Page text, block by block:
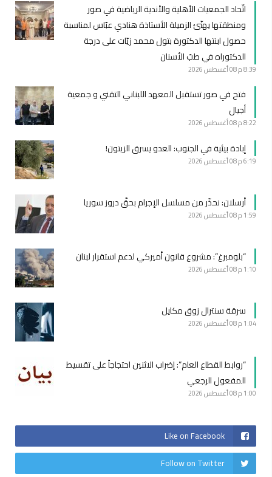
اتّحاد الجمعيات الأهلية والأندية الرياضية في صور
ومنطقتها يهنّئ الزميلة الأستاذة هنادي عبّاس لمناسبة
حصول ابنتها الدكتورة بتول محمد زيّات على درجة
الدكتوراه في طبّ الأسنان
8:39 م 08 أغسطس 2026
فتح في صور تستقبل المعهد اللبناني التقني و جمعية
أجيال
8:22 م 08 أغسطس 2026
إبادة بيئية في الجنوب: العدو يسرق الزيتون!
6:19 م 08 أغسطس 2026
أرسلان: نحذّر من مسلسل الإجرام بحقّ دروز سوريا
1:59 م 08 أغسطس 2026
“بلومبرغ”: مشروع قانون أميركي لدعم استقرار لبنان
1:10 م 08 أغسطس 2026
سرقة سنترال زوق مكايل
1:04 م 08 أغسطس 2026
“روابط القطاع العام”: إضراب الاثنين احتجاجاً على تقسيط
المفعول الرجعي
1:00 م 08 أغسطس 2026
Like on Facebook
Follow on Twitter